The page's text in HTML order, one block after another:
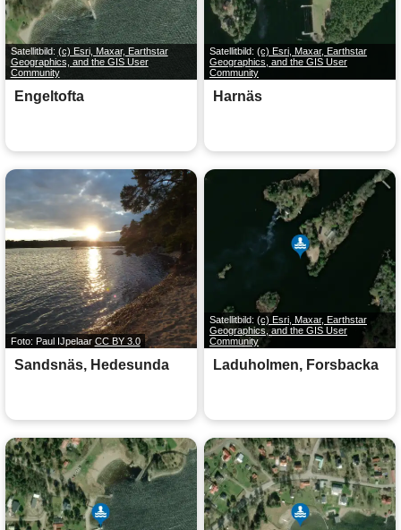
Satellitbild: (c) Esri, Maxar, Earthstar
Geographics, and the GIS User
Community
Engeltofta
Satellitbild: (c) Esri, Maxar, Earthstar
Geographics, and the GIS User
Community
Harnäs
Foto: Paul IJpelaar CC BY 3.0
Sandsnäs, Hedesunda
Satellitbild: (c) Esri, Maxar, Earthstar
Geographics, and the GIS User
Community
Laduholmen, Forsbacka